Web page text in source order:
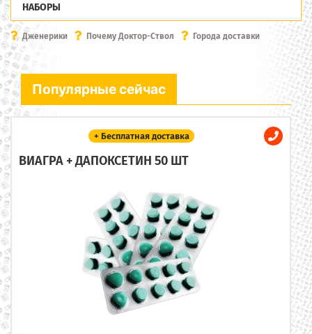
НАБОРЫ
Дженерики Почему Доктор-Ствол Города доставки
Популярные сейчас
+ Бесплатная доставка
ВИАГРА + ДАПОКСЕТИН 50 ШТ